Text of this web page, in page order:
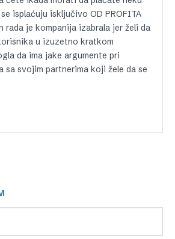
isplaćuju isključivo OD PROFITA
rada je kompanija izabrala jer želi da
u izuzetno kratkom
da ima jake argumente pri
sa svojim partnerima koji žele da se